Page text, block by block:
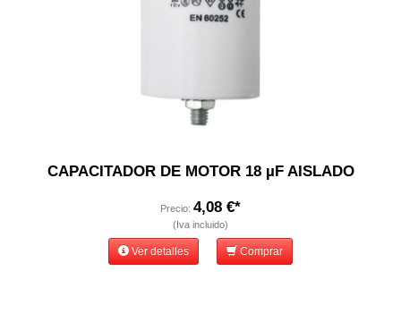
CAPACITADOR DE MOTOR 18 µF AISLADO
Precio: 4,08 €*
(Iva incluido)
Ver detalles Comprar